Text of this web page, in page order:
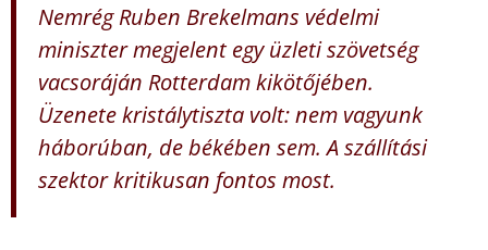
Nemrég Ruben Brekelmans védelmi
miniszter megjelent egy üzleti szövetség
vacsoráján Rotterdam kikötőjében.
Üzenete kristálytiszta volt: nem vagyunk
háborúban, de békében sem. A szállítási
szektor kritikusan fontos most.